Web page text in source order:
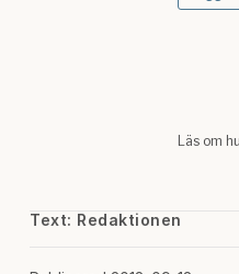
Text: Redaktionen